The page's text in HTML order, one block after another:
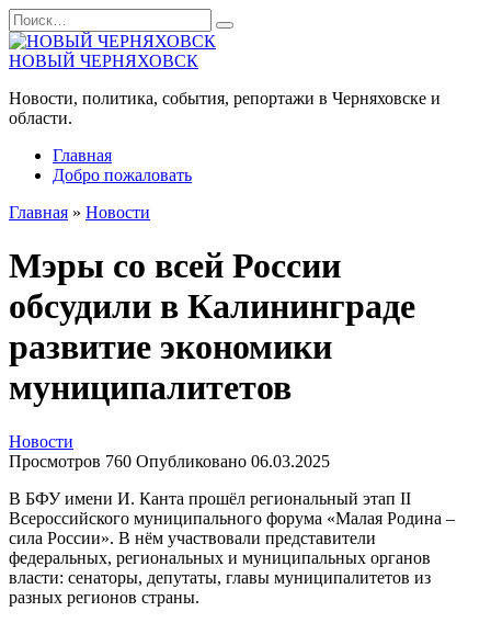
Перейти
к
содержанию
Search
for:
НОВЫЙ ЧЕРНЯХОВСК
Новости, политика, события, репортажи в Черняховске и
области.
Главная
Добро пожаловать
Главная » Новости
Мэры со всей России
обсудили в Калининграде
развитие экономики
муниципалитетов
Новости
Просмотров 760 Опубликовано 06.03.2025
В БФУ имени И. Канта прошёл региональный этап II
Всероссийского муниципального форума «Малая Родина –
сила России». В нём участвовали представители
федеральных, региональных и муниципальных органов
власти: сенаторы, депутаты, главы муниципалитетов из
разных регионов страны.